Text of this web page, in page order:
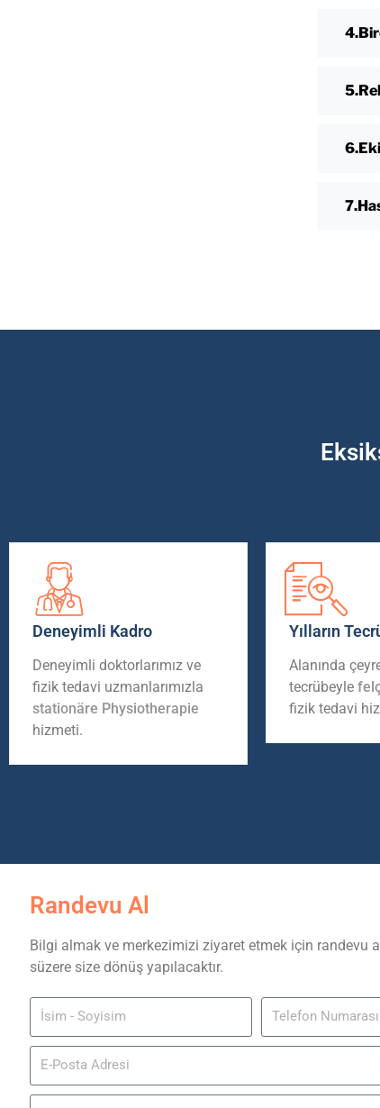
Deneyimli Kadro
Deneyimli doktorlarımız ve
fizik tedavi uzmanlarımızla
stationäre Physiotherapie
hizmeti.
Yılların
Alanında
tecrübeyle
fizik tedavi
Randevu Al
Bilgi almak ve merkezimizi ziyaret etmek için randevu
süzere size dönüş yapılacaktır.